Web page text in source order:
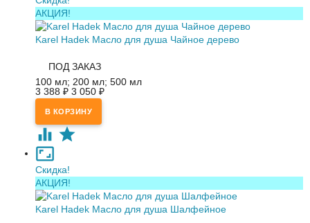
АКЦИЯ!
Karel Hadek Масло для душа Чайное дерево
ПОД ЗАКАЗ
100 мл; 200 мл; 500 мл
3 388 ₽ 3 050 ₽
Скидка!
АКЦИЯ!
Karel Hadek Масло для душа Шалфейное